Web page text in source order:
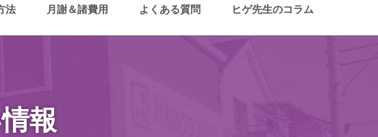
法 月謝＆諸費用 よくある質問 ヒゲ先生のコラム
報